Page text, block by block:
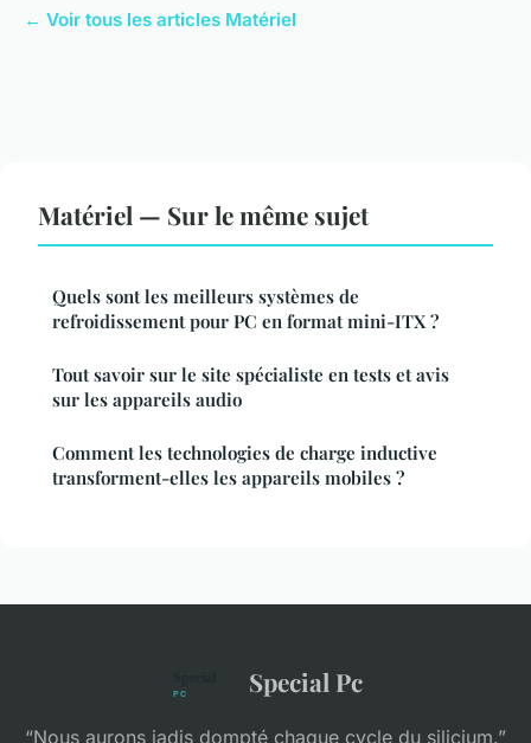
← Voir tous les articles Matériel
Matériel — Sur le même sujet
Quels sont les meilleurs systèmes de
refroidissement pour PC en format mini-ITX ?
Tout savoir sur le site spécialiste en tests et avis
sur les appareils audio
Comment les technologies de charge inductive
transforment-elles les appareils mobiles ?
Special Pc
“Nous aurons jadis dompté chaque cycle du silicium.”